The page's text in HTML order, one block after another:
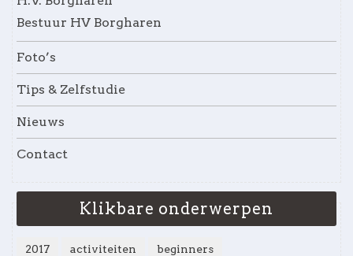
Bestuur HV Borgharen
Foto’s
Tips & Zelfstudie
Nieuws
Contact
Klikbare onderwerpen
2017 activiteiten beginners